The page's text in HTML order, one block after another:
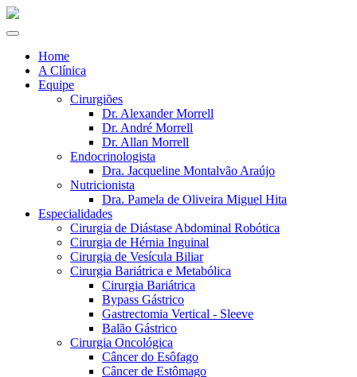
Home
A Clínica
Equipe
Cirurgiões
Dr. Alexander Morrell
Dr. André Morrell
Dr. Allan Morrell
Endocrinologista
Dra. Jacqueline Montalvão Araújo
Nutricionista
Dra. Pamela de Oliveira Miguel Hita
Especialidades
Cirurgia de Diástase Abdominal Robótica
Cirurgia de Hérnia Inguinal
Cirurgia de Vesícula Biliar
Cirurgia Bariátrica e Metabólica
Cirurgia Bariátrica
Bypass Gástrico
Gastrectomia Vertical - Sleeve
Balão Gástrico
Cirurgia Oncológica
Câncer do Esôfago
Câncer de Estômago